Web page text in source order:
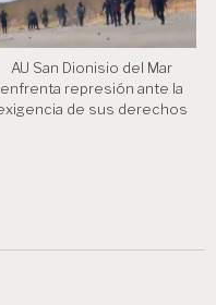
AU San Dionisio del Mar
enfrenta represión ante la
de sus derechos